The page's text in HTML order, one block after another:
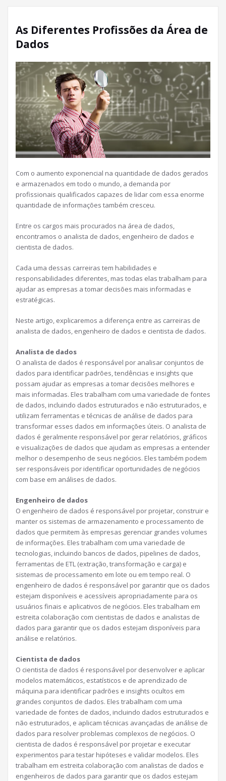
As Diferentes Profissões da Área de
Dados
Com o aumento exponencial na quantidade de dados gerados
e armazenados em todo o mundo, a demanda por
profissionais qualificados capazes de lidar com essa enorme
quantidade de informações também cresceu.
Entre os cargos mais procurados na área de dados,
encontramos o analista de dados, engenheiro de dados e
cientista de dados.
Cada uma dessas carreiras tem habilidades e
responsabilidades diferentes, mas todas elas trabalham para
ajudar as empresas a tomar decisões mais informadas e
estratégicas.
Neste artigo, explicaremos a diferença entre as carreiras de
analista de dados, engenheiro de dados e cientista de dados.
Analista de dados
O analista de dados é responsável por analisar conjuntos de
dados para identificar padrões, tendências e insights que
possam ajudar as empresas a tomar decisões melhores e
mais informadas. Eles trabalham com uma variedade de fontes
de dados, incluindo dados estruturados e não estruturados, e
utilizam ferramentas e técnicas de análise de dados para
transformar esses dados em informações úteis. O analista de
dados é geralmente responsável por gerar relatórios, gráficos
e visualizações de dados que ajudam as empresas a entender
melhor o desempenho de seus negócios. Eles também podem
ser responsáveis por identificar oportunidades de negócios
com base em análises de dados.
Engenheiro de dados
O engenheiro de dados é responsável por projetar, construir e
manter os sistemas de armazenamento e processamento de
dados que permitem às empresas gerenciar grandes volumes
de informações. Eles trabalham com uma variedade de
tecnologias, incluindo bancos de dados, pipelines de dados,
ferramentas de ETL (extração, transformação e carga) e
sistemas de processamento em lote ou em tempo real. O
engenheiro de dados é responsável por garantir que os dados
estejam disponíveis e acessíveis apropriadamente para os
usuários finais e aplicativos de negócios. Eles trabalham em
estreita colaboração com cientistas de dados e analistas de
dados para garantir que os dados estejam disponíveis para
análise e relatórios.
Cientista de dados
O cientista de dados é responsável por desenvolver e aplicar
modelos matemáticos, estatísticos e de aprendizado de
máquina para identificar padrões e insights ocultos em
grandes conjuntos de dados. Eles trabalham com uma
variedade de fontes de dados, incluindo dados estruturados e
não estruturados, e aplicam técnicas avançadas de análise de
dados para resolver problemas complexos de negócios. O
cientista de dados é responsável por projetar e executar
experimentos para testar hipóteses e validar modelos. Eles
trabalham em estreita colaboração com analistas de dados e
engenheiros de dados para garantir que os dados estejam